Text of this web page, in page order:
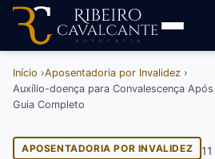
Início
Aposentadoria por Invalidez
Auxílio-doença para Convalescença
Guia Completo
APOSENTADORIA POR INVALIDEZ